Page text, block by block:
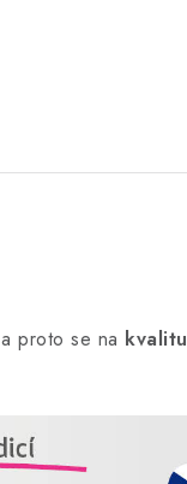
a proto se na kvalitu